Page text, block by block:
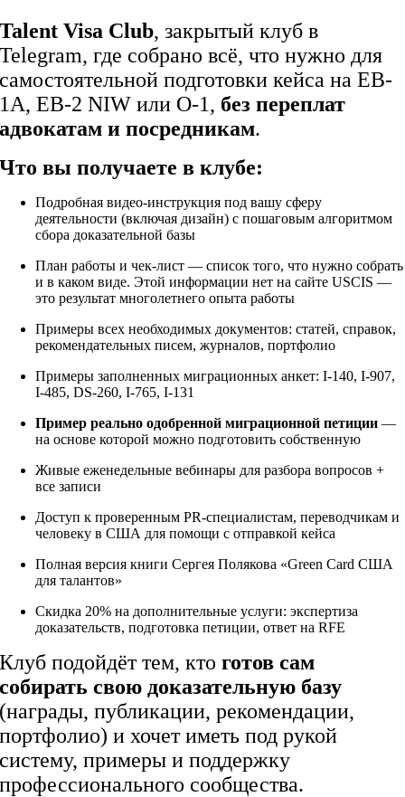
Talent Visa Club, закрытый клуб в
Telegram, где собрано всё, что нужно для
самостоятельной подготовки кейса на EB-
1A, EB-2 NIW или O-1, без переплат
адвокатам и посредникам.
Что вы получаете в клубе:
Подробная видео-инструкция под вашу сферу
деятельности (включая дизайн) с пошаговым алгоритмом
сбора доказательной базы
План работы и чек-лист — список того, что нужно собрать
и в каком виде. Этой информации нет на сайте USCIS —
это результат многолетнего опыта работы
Примеры всех необходимых документов: статей, справок,
рекомендательных писем, журналов, портфолио
Примеры заполненных миграционных анкет: I-140, I-907,
I-485, DS-260, I-765, I-131
Пример реально одобренной миграционной петиции —
на основе которой можно подготовить собственную
Живые еженедельные вебинары для разбора вопросов +
все записи
Доступ к проверенным PR-специалистам, переводчикам и
человеку в США для помощи с отправкой кейса
Полная версия книги Сергея Полякова «Green Card США
для талантов»
Скидка 20% на дополнительные услуги: экспертиза
доказательств, подготовка петиции, ответ на RFE
Клуб подойдёт тем, ктоготов сам
собирать свою доказательную базу
(награды, публикации, рекомендации,
портфолио) и хочет иметь под рукой
систему, примеры и поддержку
профессионального сообщества.